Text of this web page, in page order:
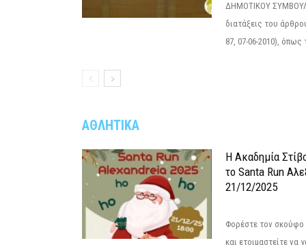
ΔΗΜΟΤΙΚΟΥ
διατάξεις του
87, 07-06-2010), όπως
ΑΘΛΗΤΙΚΑ
Η Ακαδημία
το Santa Run
21/12/2025
Φορέστε τον σκούφο
και ετοιμαστείτε να